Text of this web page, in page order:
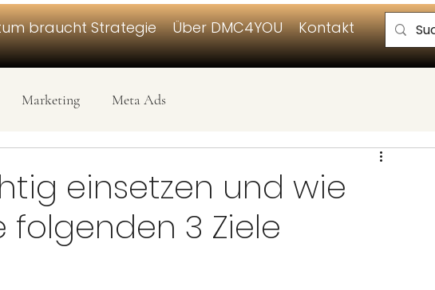
braucht Strategie Über DMC4YOU Kontakt
Marketing Meta Ads
einsetzen und wie
3 Ziele